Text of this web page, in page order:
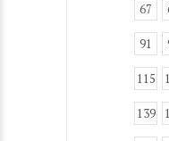
67
91
115
139